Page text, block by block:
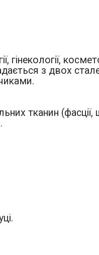
гінекології,
з двох
тканин (фасції,